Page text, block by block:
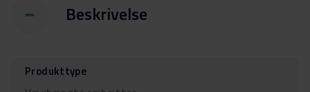
Beskrivelse
Produkttype